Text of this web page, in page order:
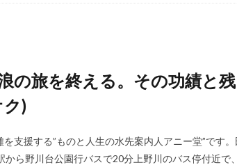
の旅を終える。その功績と
)
支援する”ものと人生の水先案内人アニー堂”です
ら野川台公園行バスで20分上野川のバス停付近で